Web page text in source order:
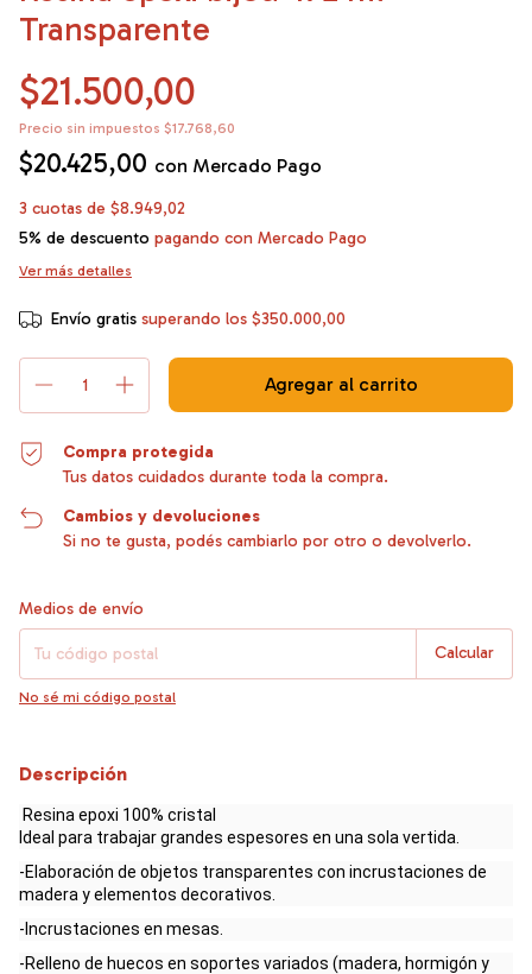
Transparente
$21.500,00
Precio sin impuestos $17.768,60
$20.425,00 con Mercado Pago
3 cuotas de $8.949,02
5% de descuento pagando con Mercado Pago
Ver más detalles
Envío gratis superando los $350.000,00
Compra protegida
Tus datos cuidados durante toda la compra.
Cambios y devoluciones
Si no te gusta, podés cambiarlo por otro o devolverlo.
Entregas para el CP:
Medios de envío
Calcular
No sé mi código postal
Descripción
Resina epoxi 100% cristal
Ideal para trabajar grandes espesores en una sola vertida.
-Elaboración de objetos transparentes con incrustaciones de
madera y elementos decorativos.
-Incrustaciones en mesas.
-Relleno de huecos en soportes variados (madera, hormigón y